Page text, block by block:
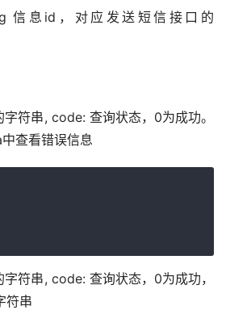
信息id，对应发送短信接口的
符串, code: 查询状态，0为成功。
查看错误信息
符串, code: 查询状态，0为成功，
符串